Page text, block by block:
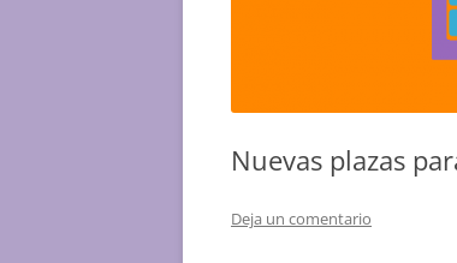
Nuevas plazas
Deja un comentario